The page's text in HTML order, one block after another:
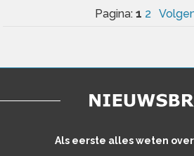
Pagina: 1 2
Als eerste alles weten